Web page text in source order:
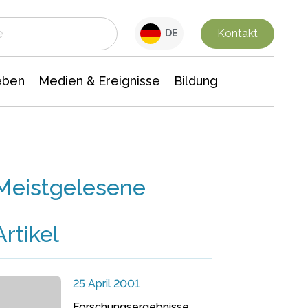
DE Kontakt
Medien & Ereignisse Bildung
25 April 2001